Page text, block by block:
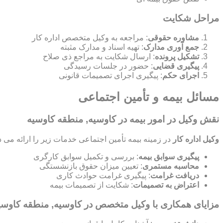
مراحل شکایت
مشاوره حقوقی: مراجعه به وکیل متخصص اداره کار
جمع آوری مدارک: تهیه اسناد و مدارک مثبته
تشکیل پرونده: ارسال شکایت به مراجع ذی صلاح
پیگیری قضایی: حضور در جلسات رسیدگی
اجرای حکم: پیگیری اجرای تصمیمات قانونی
مسائل بیمه و تأمین اجتماعی
نقش وکیل در امور بیمه در کاوسیه, منطقه کاوسیه
وکیل اداره کار در زمینه بیمه تأمین اجتماعی خدمات زیر را ارائه می
پیگیری سوابق بیمه: بررسی و تکمیل سوابق کارگری
محاسبه مستمری: تعیین میزان حقوق بازنشستگی
دریافت غرامت: پیگیری غرامت حوادث کاری
اعتراض به تصمیمات: شکایت از تصمیمات بیمه
مزایای همکاری با وکیل متخصص در کاوسیه, منطقه